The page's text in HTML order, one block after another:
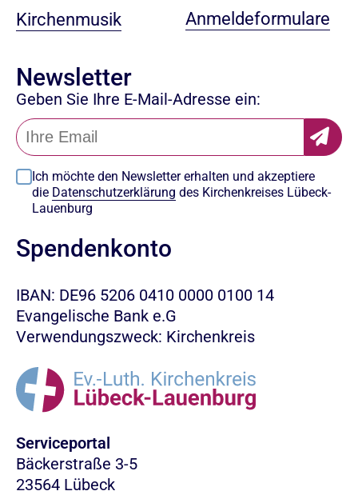
Kirchenmusik
Anmeldeformulare
Newsletter
Geben Sie Ihre E-Mail-Adresse ein:
Ich möchte den Newsletter erhalten und akzeptiere
die Datenschutzerklärung des Kirchenkreises Lübeck-
Lauenburg
Spendenkonto
IBAN: DE96 5206 0410 0000 0100 14
Evangelische Bank e.G
Verwendungszweck: Kirchenkreis
Serviceportal
Bäckerstraße 3-5
23564 Lübeck